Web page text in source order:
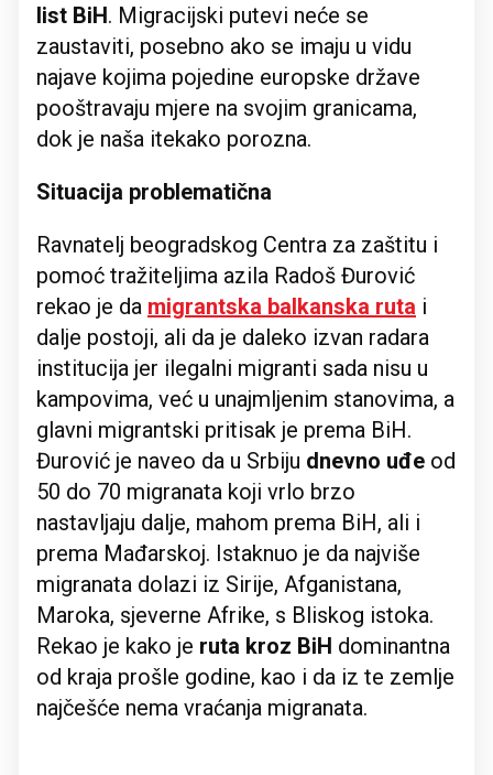
list BiH. Migracijski putevi neće se
zaustaviti, posebno ako se imaju u vidu
najave kojima pojedine europske države
pooštravaju mjere na svojim granicama,
dok je naša itekako porozna.
Situacija problematična
Ravnatelj beogradskog Centra za zaštitu i
pomoć tražiteljima azila Radoš Đurović
rekao je da migrantska balkanska ruta i
dalje postoji, ali da je daleko izvan radara
institucija jer ilegalni migranti sada nisu u
kampovima, već u unajmljenim stanovima, a
glavni migrantski pritisak je prema BiH.
Đurović je naveo da u Srbiju dnevno uđe od
50 do 70 migranata koji vrlo brzo
nastavljaju dalje, mahom prema BiH, ali i
prema Mađarskoj. Istaknuo je da najviše
migranata dolazi iz Sirije, Afganistana,
Maroka, sjeverne Afrike, s Bliskog istoka.
Rekao je kako je ruta kroz BiH dominantna
od kraja prošle godine, kao i da iz te zemlje
najčešće nema vraćanja migranata.